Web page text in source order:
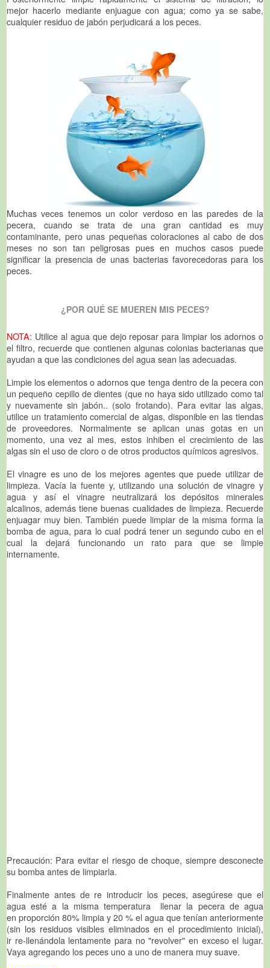
mejor hacerlo mediante enjuague con agua; como ya se sabe,
cualquier residuo de jabón perjudicará a los peces.
Muchas veces tenemos un color verdoso en las paredes de la
pecera, cuando se trata de una gran cantidad es muy
contaminante, pero unas pequeñas coloraciones al cabo de dos
meses no son tan peligrosas pues en muchos casos puede
significar la presencia de unas bacterias favorecedoras para los
peces.
¿POR QUÉ SE MUEREN MIS PECES?
NOTA: Utilice al agua que dejo reposar para limpiar los adornos o
el filtro, recuerde que contienen algunas colonias bacterianas que
ayudan a que las condiciones del agua sean las adecuadas.
Limpie los elementos o adornos que tenga dentro de la pecera con
un pequeño cepillo de dientes (que no haya sido utilizado como tal
y nuevamente sin jabón.. (solo frotando). Para evitar las algas,
utilice un tratamiento comercial de algas, disponible en las tiendas
de proveedores. Normalmente se aplican unas gotas en un
momento, una vez al mes, estos inhiben el crecimiento de las
algas sin el uso de cloro o de otros productos químicos agresivos.
El vinagre es uno de los mejores agentes que puede utilizar de
limpieza. Vacía la fuente y, utilizando una solución de vinagre y
agua y así el vinagre neutralizará los depósitos minerales
alcalinos, además tiene buenas cualidades de limpieza. Recuerde
enjuagar muy bien. También puede limpiar de la misma forma la
bomba de agua, para lo cual podrá tener un segundo cubo en el
cual la dejará funcionando un rato para que se limpie
internamente.
Precaución: Para evitar el riesgo de choque, siempre desconecte
su bomba antes de limpiarla.
Finalmente antes de re introducir los peces, asegúrese que el
agua esté a la misma temperatura llenar la pecera de agua
en proporción 80% limpia y 20 % el agua que tenían anteriormente
(sin los residuos visibles eliminados en el procedimiento inicial),
ir re-llenándola lentamente para no "revolver" en exceso el lugar.
Vaya agregando los peces uno a uno de manera muy suave.